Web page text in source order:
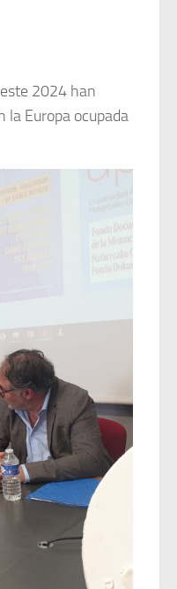
2024 han
la Europa ocupada